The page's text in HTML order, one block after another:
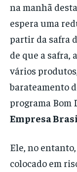
na manhã
espera uma
partir da safra
de que a safra,
vários
barateamento
programa Bom
Empresa
Ele, no
colocado em